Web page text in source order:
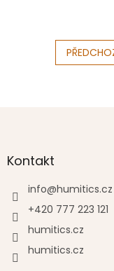
aKontakt
info@humitics.cz
+420 777 223 121
humitics.cz
humitics.cz